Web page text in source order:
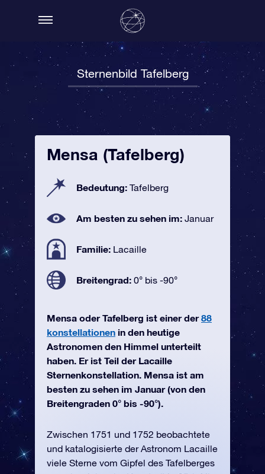
Sternenbild Tafelberg
Mensa (Tafelberg)
Bedeutung: Tafelberg
Am besten zu sehen im: Januar
Familie: Lacaille
Breitengrad: 0° bis -90°
Mensa oder Tafelberg ist einer der88
konstellationen in den heutige
Astronomen den Himmel unterteilt
haben. Er ist Teil der Lacaille
Sternenkonstellation. Mensa ist am
besten zu sehen im Januar (von den
Breitengraden 0° bis -90°).
Zwischen 1751 und 1752 beobachtete
und katalogisierte der Astronom Lacaille
viele Sterne vom Gipfel des Tafelberges